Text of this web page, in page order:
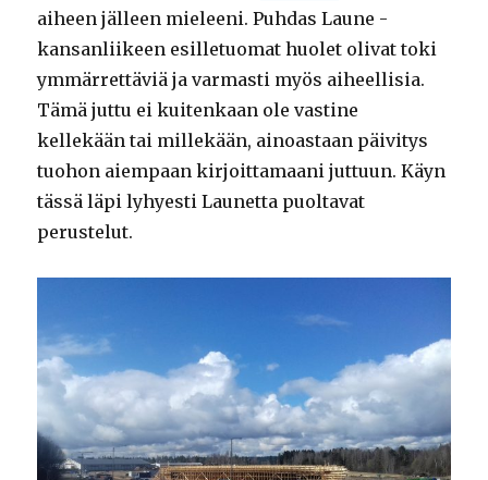
aiheen jälleen mieleeni. Puhdas Laune -
kansanliikeen esilletuomat huolet olivat toki
ymmärrettäviä ja varmasti myös aiheellisia.
Tämä juttu ei kuitenkaan ole vastine
kellekään tai millekään, ainoastaan päivitys
tuohon aiempaan kirjoittamaani juttuun. Käyn
tässä läpi lyhyesti Launetta puoltavat
perustelut.